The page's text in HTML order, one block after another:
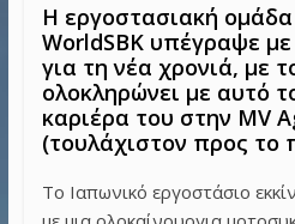
Η εργοστασιακή
WorldSBK υπέγραψε
για τη νέα χρονιά, με
ολοκληρώνει με αυτό
καριέρα του στην MV
(τουλάχιστον προς το
Το Ιαπωνικό εργοστάσιο